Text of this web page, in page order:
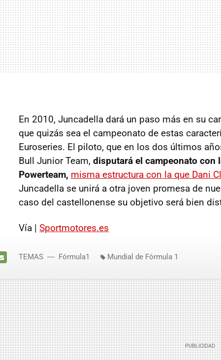
En 2010, Juncadella dará un paso más en su
que quizás sea el campeonato de estas
Euroseries. El piloto, que en los dos últimos
Bull Junior Team, disputará el campeonato con
Powerteam, misma estructura con la que Dani
Juncadella se unirá a otra joven promesa de
caso del castellonense su objetivo será bien
Vía | Sportmotores.es
TEMAS Fórmula1 Mundial de Fórmula 1